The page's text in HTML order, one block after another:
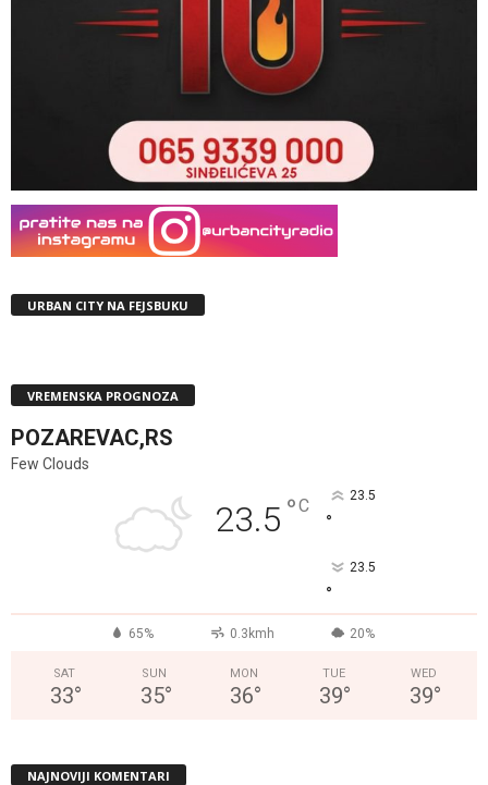
URBAN CITY NA FEJSBUKU
VREMENSKA PROGNOZA
POZAREVAC,RS
Few Clouds
23.5 °C 23.5
°
23.5
°
65% 0.3kmh 20%
SAT
33°
SUN
35°
MON
36°
TUE
39°
WED
39°
NAJNOVIJI KOMENTARI